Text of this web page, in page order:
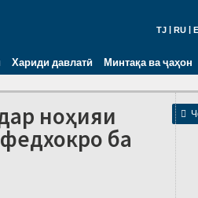
TJ RU
Хариди давлатӣ Минтақа ва ҷаҳон

ноҳияи
ба